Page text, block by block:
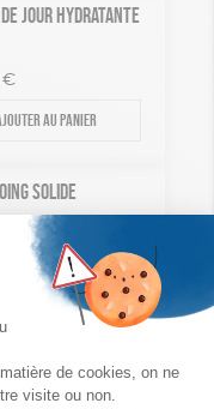
JOUR HYDRATANTE
€
au panier
SOLIDE
Ajouter au panier
3 MOUTARDES